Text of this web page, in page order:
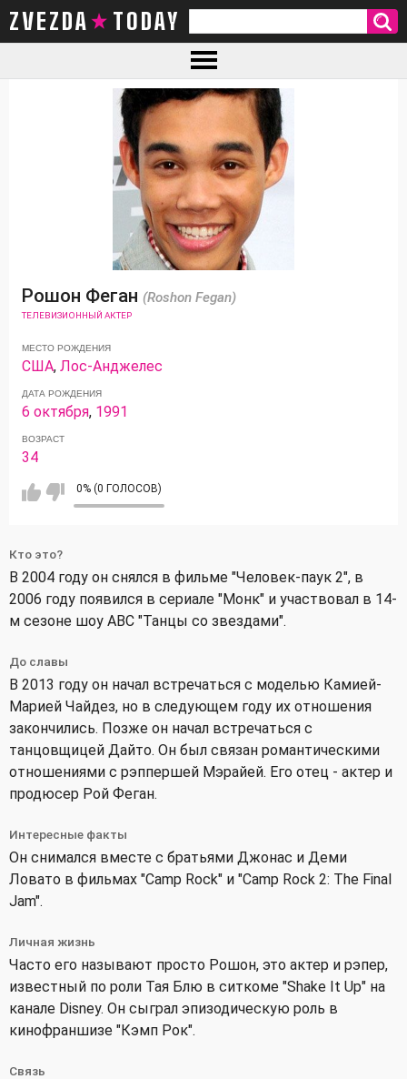
ZVEZDA TODAY
Рошон Феган (Roshon Fegan)
ТЕЛЕВИЗИОННЫЙ АКТЕР
МЕСТО РОЖДЕНИЯ
США,Лос-Анджелес
ДАТА РОЖДЕНИЯ
6 октября, 1991
ВОЗРАСТ
34
0% (0 ГОЛОСОВ)
Кто это?
В 2004 году он снялся в фильме "Человек-паук 2", в
2006 году появился в сериале "Монк" и участвовал в 14-
м сезоне шоу ABC "Танцы со звездами".
До славы
В 2013 году он начал встречаться с моделью Камией-
Марией Чайдез, но в следующем году их отношения
закончились. Позже он начал встречаться с
танцовщицей Дайто. Он был связан романтическими
отношениями с рэппершей Мэрайей. Его отец - актер и
продюсер Рой Феган.
Интересные факты
Он снимался вместе с братьями Джонас и Деми
Ловато в фильмах "Camp Rock" и "Camp Rock 2: The Final
Jam".
Личная жизнь
Часто его называют просто Рошон, это актер и рэпер,
известный по роли Тая Блю в ситкоме "Shake It Up" на
канале Disney. Он сыграл эпизодическую роль в
кинофраншизе "Кэмп Рок".
Связь